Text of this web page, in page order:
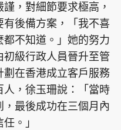
，對細節要求極高，
後備方案，「我不喜
不知道。」她的努力
級行政人員晉升至管
在香港成立客戶服務
，徐玉珊說：「當時
最後成功在三個月內
。」